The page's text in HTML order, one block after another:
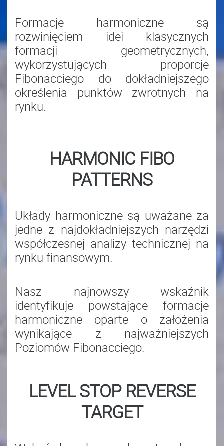
Formacje harmoniczne są
rozwinięciem idei klasycznych
formacji geometrycznych,
wykorzystujących proporcje
Fibonacciego do dokładniejszego
określenia punktów zwrotnych na
rynku.
HARMONIC FIBO
PATTERNS
Układy harmoniczne są uważane za
jedne z najdokładniejszych narzędzi
współczesnej analizy technicznej na
rynku finansowym.
Nasz najnowszy wskaźnik
identyfikuje powstające formacje
harmoniczne oparte o założenia
wynikające z najważniejszych
Poziomów Fibonacciego.
LEVEL STOP REVERSE
TARGET